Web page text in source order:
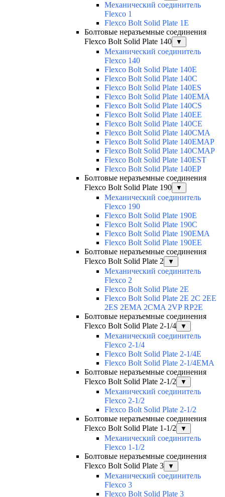
Механический соединитель
Flexco 1
Flexco Bolt Solid Plate 1E
Болтовые неразъемные соединения
Flexco Bolt Solid Plate 140
▼
Механический соединитель
Flexco 140
Flexco Bolt Solid Plate 140E
Flexco Bolt Solid Plate 140C
Flexco Bolt Solid Plate 140ES
Flexco Bolt Solid Plate 140EMA
Flexco Bolt Solid Plate 140CS
Flexco Bolt Solid Plate 140EE
Flexco Bolt Solid Plate 140CE
Flexco Bolt Solid Plate 140CMA
Flexco Bolt Solid Plate 140EMAP
Flexco Bolt Solid Plate 140CMAP
Flexco Bolt Solid Plate 140EST
Flexco Bolt Solid Plate 140EP
Болтовые неразъемные соединения
Flexco Bolt Solid Plate 190
▼
Механический соединитель
Flexco 190
Flexco Bolt Solid Plate 190E
Flexco Bolt Solid Plate 190C
Flexco Bolt Solid Plate 190EMA
Flexco Bolt Solid Plate 190EE
Болтовые неразъемные соединения
Flexco Bolt Solid Plate 2
▼
Механический соединитель
Flexco 2
Flexco Bolt Solid Plate 2E
Flexco Bolt Solid Plate 2Е 2С 2ЕЕ
2ES 2EMA 2CMA 2VP RP2E
Болтовые неразъемные соединения
Flexco Bolt Solid Plate 2-1/4
▼
Механический соединитель
Flexco 2-1/4
Flexco Bolt Solid Plate 2-1/4E
Flexco Bolt Solid Plate 2-1/4EMA
Болтовые неразъемные соединения
Flexco Bolt Solid Plate 2-1/2
▼
Механический соединитель
Flexco 2-1/2
Flexco Bolt Solid Plate 2-1/2
Болтовые неразъемные соединения
Flexco Bolt Solid Plate 1-1/2
▼
Механический соединитель
Flexco 1-1/2
Болтовые неразъемные соединения
Flexco Bolt Solid Plate 3
▼
Механический соединитель
Flexco 3
Flexco Bolt Solid Plate 3